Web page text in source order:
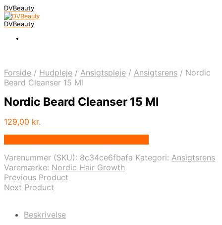
DVBeauty
DVBeauty
Forside / Hudpleje / Ansigtspleje / Ansigtsrens / Nordic
Beard Cleanser 15 Ml
Nordic Beard Cleanser 15 Ml
129,00 kr.
Varenummer (SKU): 8c34ce6fbafa Kategori: Ansigtsrens
Varemærke: Nordic Hair Growth
Previous Product
Next Product
Beskrivelse